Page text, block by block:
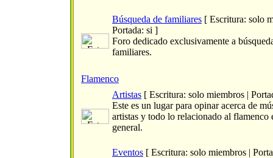
Búsqueda de familiares [ Escritura: solo
Portada: si ]
Foro dedicado exclusivamente a
familiares.
Flamenco
Artistas [ Escritura: solo miembros |
Este es un lugar para opinar acerca de
artistas y todo lo relacionado al flamenco
general.
Eventos [ Escritura: solo miembros |